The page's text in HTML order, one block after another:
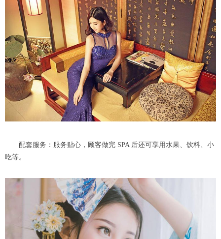
配套服务：服务贴心，顾客做完 SPA 后还可享用水果、饮料、小
吃等。